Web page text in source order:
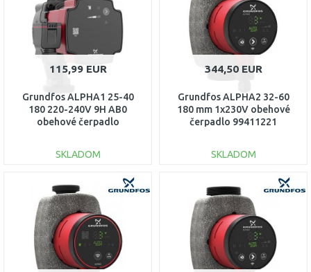
115,99 EUR
Grundfos ALPHA1 25-40
180 220-240V 9H AB0
obehové čerpadlo
SKLADOM
DO KOŠÍKA
Porovnať
344,50 EUR
Grundfos ALPHA2 32-60
180 mm 1x230V obehové
čerpadlo 99411221
SKLADOM
Porovnať